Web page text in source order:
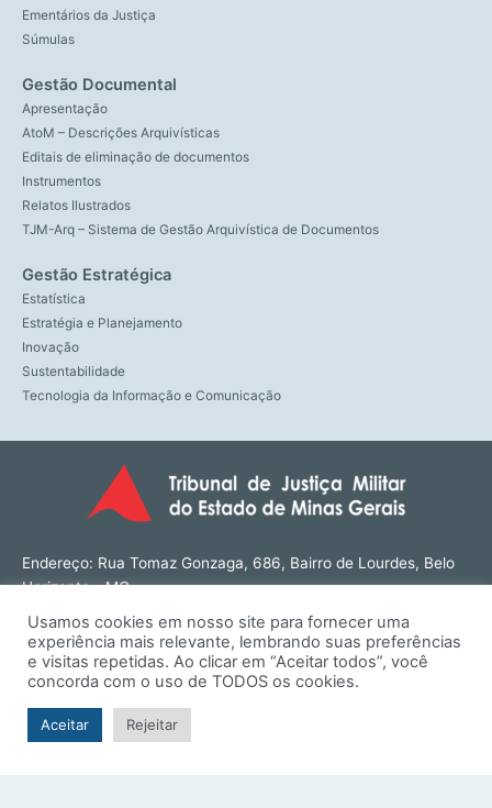
Ementários da Justiça
Súmulas
Gestão Documental
Apresentação
AtoM – Descrições Arquivísticas
Editais de eliminação de documentos
Instrumentos
Relatos Ilustrados
TJM-Arq – Sistema de Gestão Arquivística de Documentos
Gestão Estratégica
Estatística
Estratégia e Planejamento
Inovação
Sustentabilidade
Tecnologia da Informação e Comunicação
Endereço: Rua Tomaz Gonzaga, 686, Bairro de Lourdes, Belo
Horizonte - MG
Tel: (31) 3274-1566
Contato: ouvidoria@tjmmg.jus.br
Funcionamento: Segunda a Sexta, das 8h às 18h
Usamos cookies em nosso site para fornecer uma
experiência mais relevante, lembrando suas preferências
e visitas repetidas. Ao clicar em “Aceitar todos”, você
concorda com o uso de TODOS os cookies.
Aceitar Rejeitar